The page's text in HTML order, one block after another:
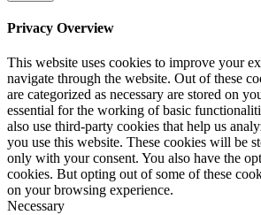
Privacy Overview
This website uses cookies to improve your
navigate through the website. Out of these
are categorized as necessary are stored on
essential for the working of basic
also use third-party cookies that help us
you use this website. These cookies will be
only with your consent. You also have the
cookies. But opting out of some of these
on your browsing experience.
Necessary